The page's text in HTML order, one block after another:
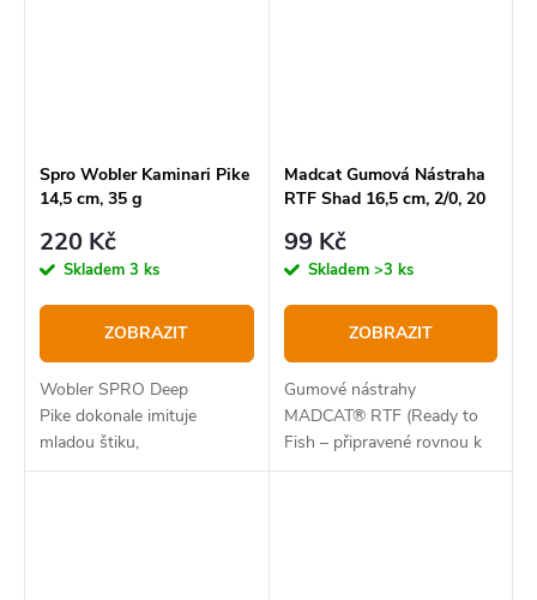
Spro Wobler Kaminari Pike
14,5 cm, 35 g
220 Kč
Skladem 3 ks
ZOBRAZIT
Wobler SPRO Deep
Pike dokonale imituje
mladou štiku,
Madcat Gumová Nástraha
RTF Shad 16,5 cm, 2/0, 20
99 Kč
Skladem >3 ks
ZOBRAZIT
Gumové nástrahy
MADCAT® RTF (Ready to
Fish – připravené rovnou k
použití)